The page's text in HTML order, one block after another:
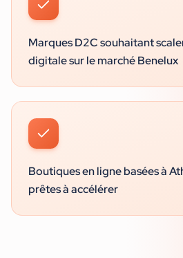
Marques D2C souhaitant
digitale sur le marché Benelux
Boutiques en ligne basées à
prêtes à accélérer